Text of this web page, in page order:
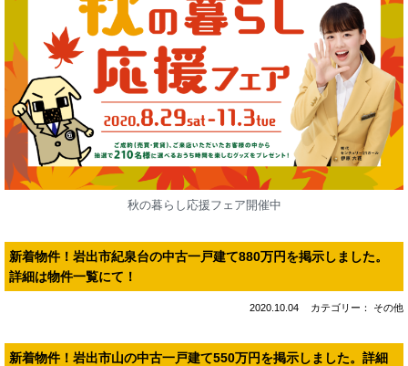
秋の暮らし応援フェア開催中
新着物件！岩出市紀泉台の中古一戸建て880万円を掲示しました。
詳細は物件一覧にて！
2020.10.04 カテゴリー： その他
新着物件！岩出市山の中古一戸建て550万円を掲示しました。詳細